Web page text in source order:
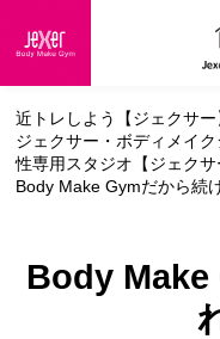
近トレしよう【ジェクサー
ジェクサー・ボディメイ
性専用スタジオ【ジェクサ
Body Make Gymだから続
Body Make